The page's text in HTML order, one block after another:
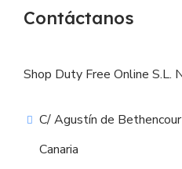
Contáctanos
Shop Duty Free Online S.L.
C/ Agustín de
Canaria